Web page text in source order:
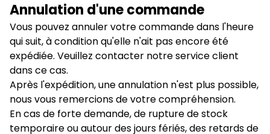
Annulation d'une commande
Vous pouvez annuler votre commande dans l'heure
qui suit, à condition qu'elle n'ait pas encore été
expédiée. Veuillez contacter notre service client
dans ce cas.
Après l'expédition, une annulation n'est plus possible,
nous vous remercions de votre compréhension.
En cas de forte demande, de rupture de stock
temporaire ou autour des jours fériés, des retards de